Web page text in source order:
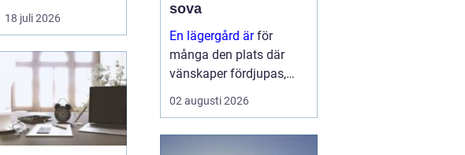
De guidar, lockar,
inspirerar och
skap...
18 juli 2026
sova
En lägergård ärför
många den plats där
vänskaper fördjupas,
grupper formas och
viktiga samtal får tid och
02 augusti 2026